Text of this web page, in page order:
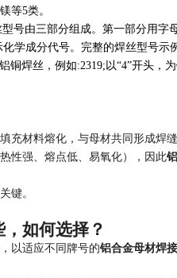
等5类。
号由三部分组成。第一部分用字
学成分代号。完整的焊丝型号示
铜焊丝，例如:2319;以“4”开头，
充材料熔化，与母材共同形成焊缝
性强、熔点低、易氧化），因此
键。
如何选择？
以适应不同牌号的铝合金母材焊接